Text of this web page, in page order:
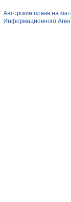
Авторские права на
Информационного